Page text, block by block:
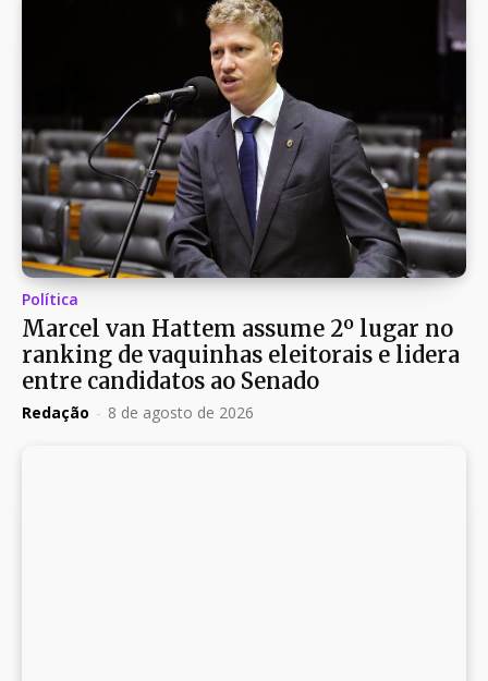
Política
Marcel van Hattem assume 2º lugar no
ranking de vaquinhas eleitorais e lidera
entre candidatos ao Senado
Redação - 8 de agosto de 2026